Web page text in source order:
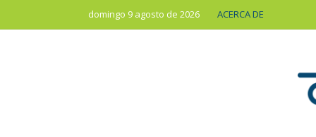
domingo 9 agosto de 2026 ACERCA DE